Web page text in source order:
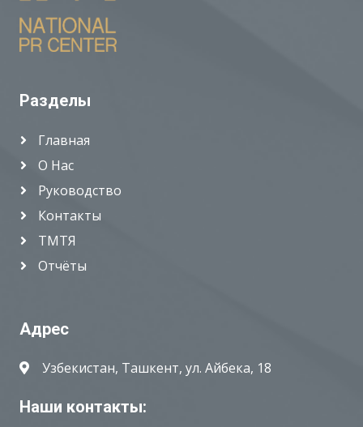
Разделы
Главная
О Нас
Руководство
Контакты
ТМТЯ
Отчёты
Адрес
Узбекистан, Ташкент, ул. Айбека, 18
Наши контакты: